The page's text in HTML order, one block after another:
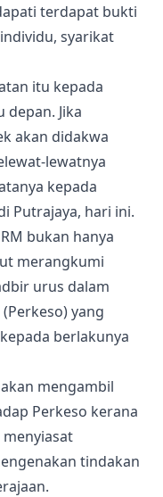
terdapat bukti
syarikat
itu kepada
depan. Jika
akan didakwa
lewatnya
kepada
Putrajaya, hari ini.
bukan hanya
merangkumi
urus dalam
yang
berlakunya
mengambil
Perkeso kerana
tindakan